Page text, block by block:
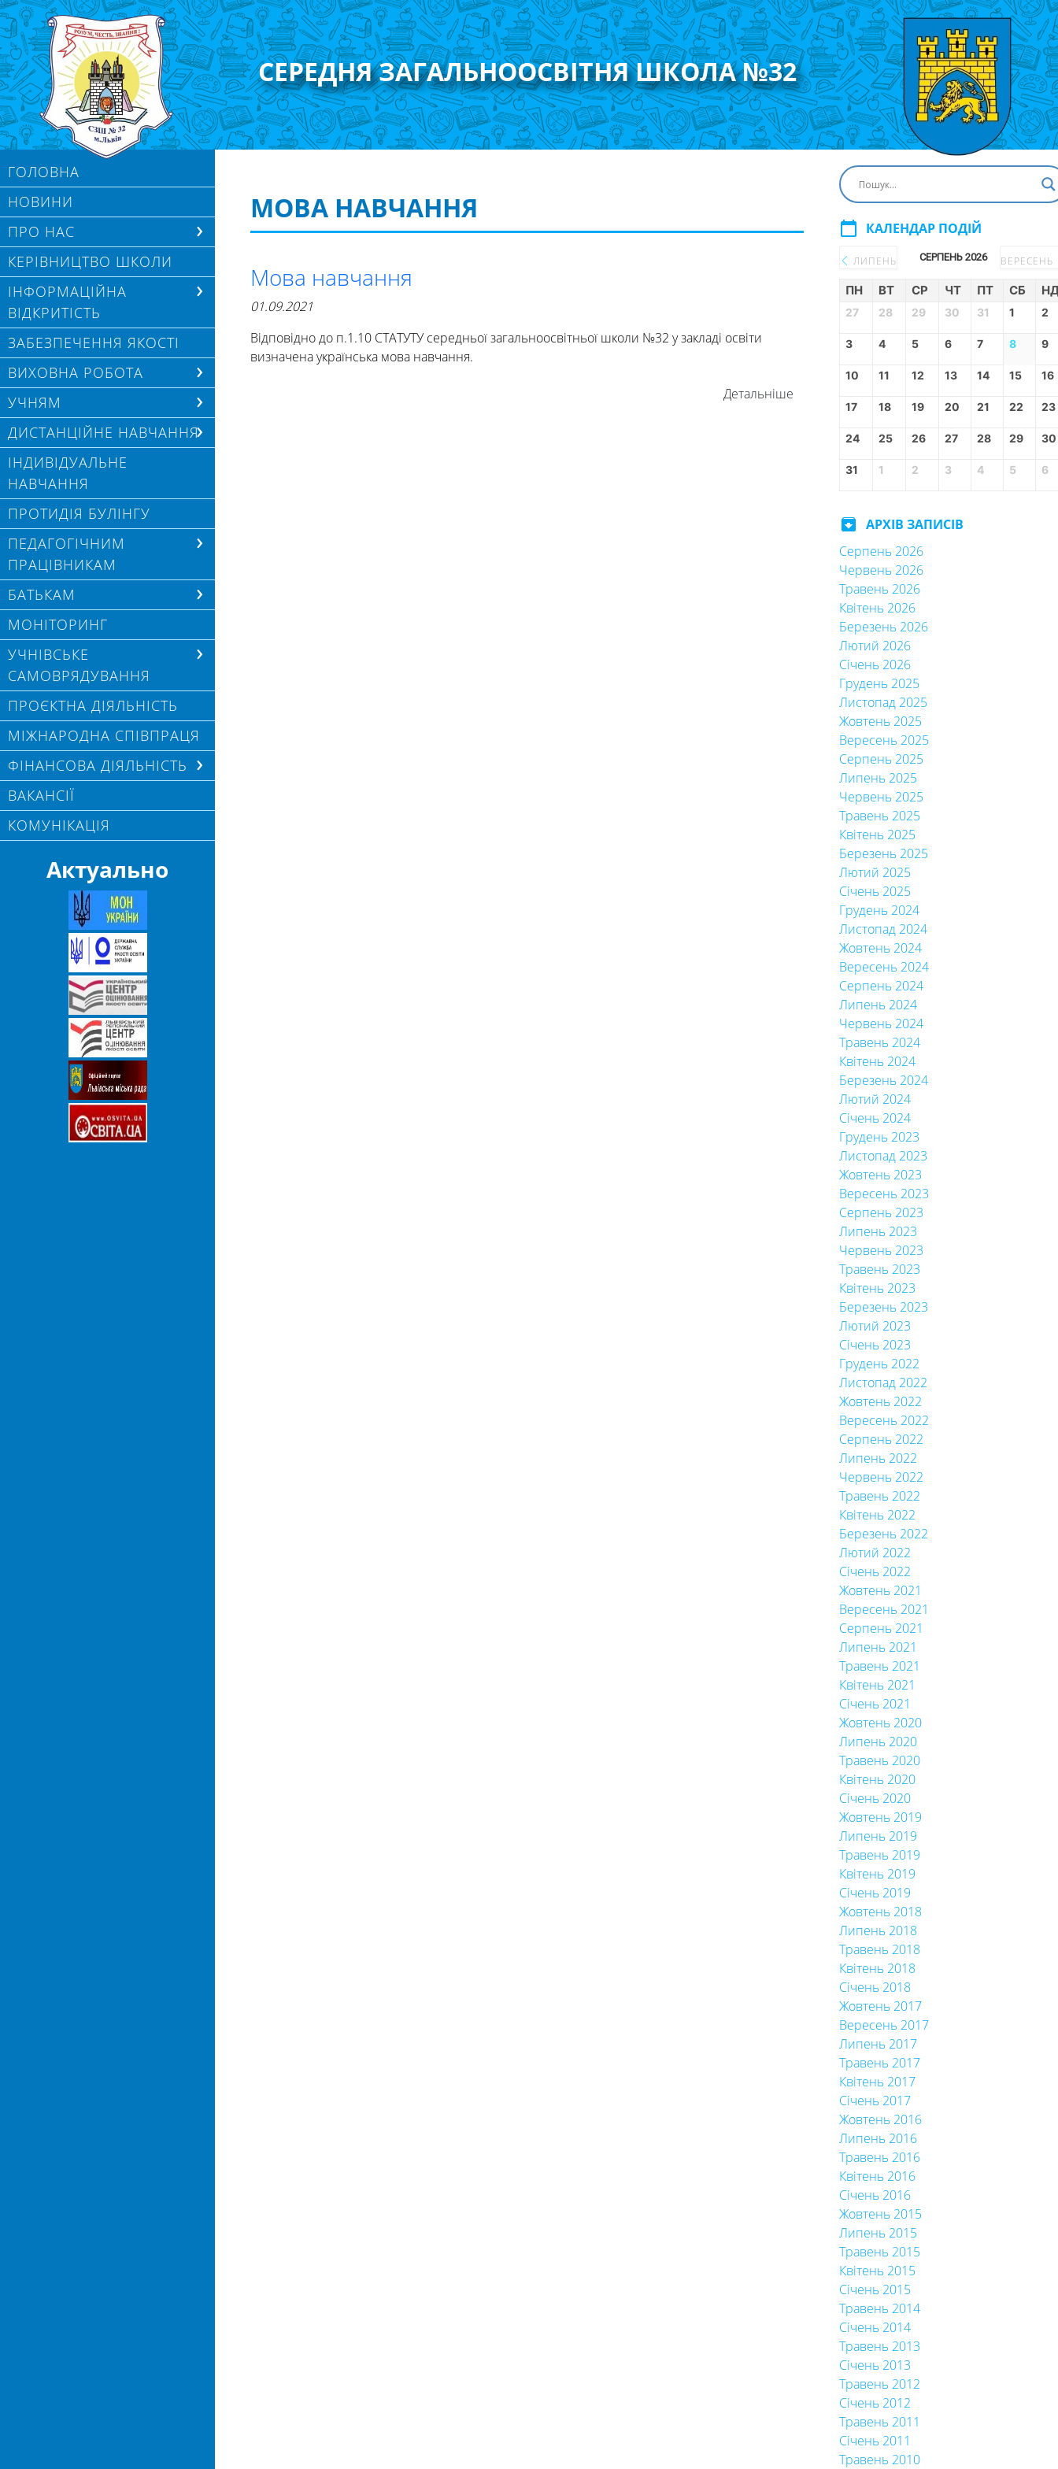
СЕРЕДНЯ ЗАГАЛЬНООСВІТНЯ ШКОЛА №32
ГОЛОВНА
НОВИНИ
ПРО НАС
КЕРІВНИЦТВО ШКОЛИ
ІНФОРМАЦІЙНА
ВІДКРИТІСТЬ
ЗАБЕЗПЕЧЕННЯ ЯКОСТІ
ВИХОВНА РОБОТА
УЧНЯМ
ДИСТАНЦІЙНЕ НАВЧАННЯ
ІНДИВІДУАЛЬНЕ
НАВЧАННЯ
ПРОТИДІЯ БУЛІНГУ
ПЕДАГОГІЧНИМ
ПРАЦІВНИКАМ
БАТЬКАМ
МОНІТОРИНГ
УЧНІВСЬКЕ
САМОВРЯДУВАННЯ
ПРОЄКТНА ДІЯЛЬНІСТЬ
МІЖНАРОДНА СПІВПРАЦЯ
ФІНАНСОВА ДІЯЛЬНІСТЬ
ВАКАНСІЇ
КОМУНІКАЦІЯ
Актуально
МОВА НАВЧАННЯ
Мова навчання
01.09.2021
Відповідно до п.1.10 СТАТУТУ середньої загальноосвітньої школи №32 у закладі освіти
визначена українська мова навчання.
Детальніше
calendar_today КАЛЕНДАР ПОДІЙ
ЛИПЕНЬ СЕРПЕНЬ 2026 ВЕРЕСЕНЬ
ПН ВТ СР ЧТ ПТ СБ
27 28 29 30 31 1 2
3 4 5 6 7 8 9
10 11 12 13 14 15 16
17 18 19 20 21 22 23
24 25 26 27 28 29 30
31 1 2 3 4 5 6
archive АРХІВ ЗАПИСІВ
Серпень 2026
Червень 2026
Травень 2026
Квітень 2026
Березень 2026
Лютий 2026
Січень 2026
Грудень 2025
Листопад 2025
Жовтень 2025
Вересень 2025
Серпень 2025
Липень 2025
Червень 2025
Травень 2025
Квітень 2025
Березень 2025
Лютий 2025
Січень 2025
Грудень 2024
Листопад 2024
Жовтень 2024
Вересень 2024
Серпень 2024
Липень 2024
Червень 2024
Травень 2024
Квітень 2024
Березень 2024
Лютий 2024
Січень 2024
Грудень 2023
Листопад 2023
Жовтень 2023
Вересень 2023
Серпень 2023
Липень 2023
Червень 2023
Травень 2023
Квітень 2023
Березень 2023
Лютий 2023
Січень 2023
Грудень 2022
Листопад 2022
Жовтень 2022
Вересень 2022
Серпень 2022
Липень 2022
Червень 2022
Травень 2022
Квітень 2022
Березень 2022
Лютий 2022
Січень 2022
Жовтень 2021
Вересень 2021
Серпень 2021
Липень 2021
Травень 2021
Квітень 2021
Січень 2021
Жовтень 2020
Липень 2020
Травень 2020
Квітень 2020
Січень 2020
Жовтень 2019
Липень 2019
Травень 2019
Квітень 2019
Січень 2019
Жовтень 2018
Липень 2018
Травень 2018
Квітень 2018
Січень 2018
Жовтень 2017
Вересень 2017
Липень 2017
Травень 2017
Квітень 2017
Січень 2017
Жовтень 2016
Липень 2016
Травень 2016
Квітень 2016
Січень 2016
Жовтень 2015
Липень 2015
Травень 2015
Квітень 2015
Січень 2015
Травень 2014
Січень 2014
Травень 2013
Січень 2013
Травень 2012
Січень 2012
Травень 2011
Січень 2011
Травень 2010